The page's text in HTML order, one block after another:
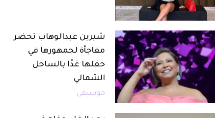
شيرين عبدالوهاب تحضر
مفاجأة لجمهورها في
حفلها غدًا بالساحل
الشمالي
موسيقى